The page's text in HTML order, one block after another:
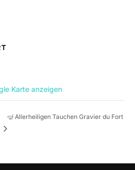
Karte anzeigen
🤿 Allerheiligen Tauchen Gravier du Fort